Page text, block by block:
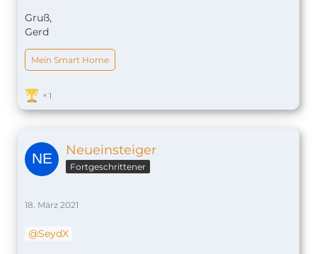
Gruß,
Gerd
Mein Smart Home
1
Neueinsteiger
Fortgeschrittener
18. März 2021
SeydX